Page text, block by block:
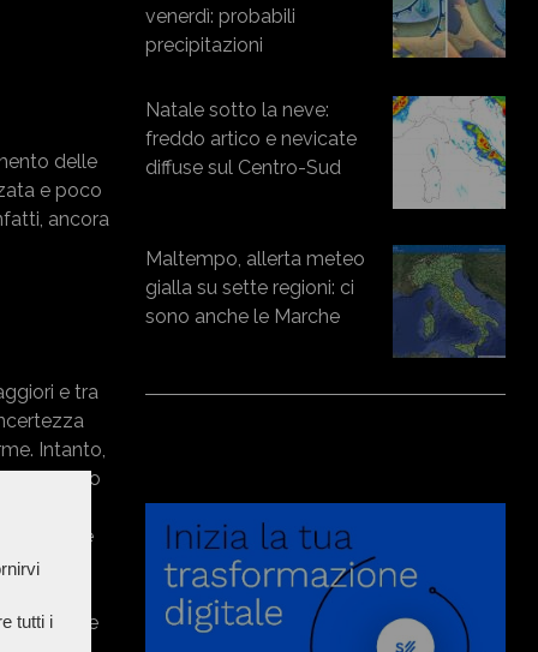
tutti i
delle
e poco
ancora
e tra
Intanto,
stellato
essere
Globale e
venerdì: probabili
precipitazioni
Natale sotto la neve:
freddo artico e nevicate
diffuse sul Centro-Sud
Maltempo, allerta meteo
gialla su sette regioni: ci
sono anche le Marche